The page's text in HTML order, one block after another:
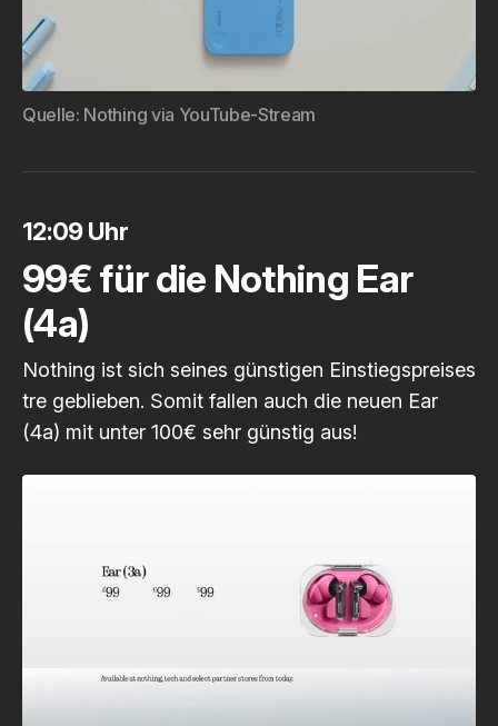
Quelle: Nothing via YouTube-Stream
12:09 Uhr
99€ für die Nothing Ear
(4a)
Nothing ist sich seines günstigen Einstiegspreises
tre geblieben. Somit fallen auch die neuen Ear
(4a) mit unter 100€ sehr günstig aus!